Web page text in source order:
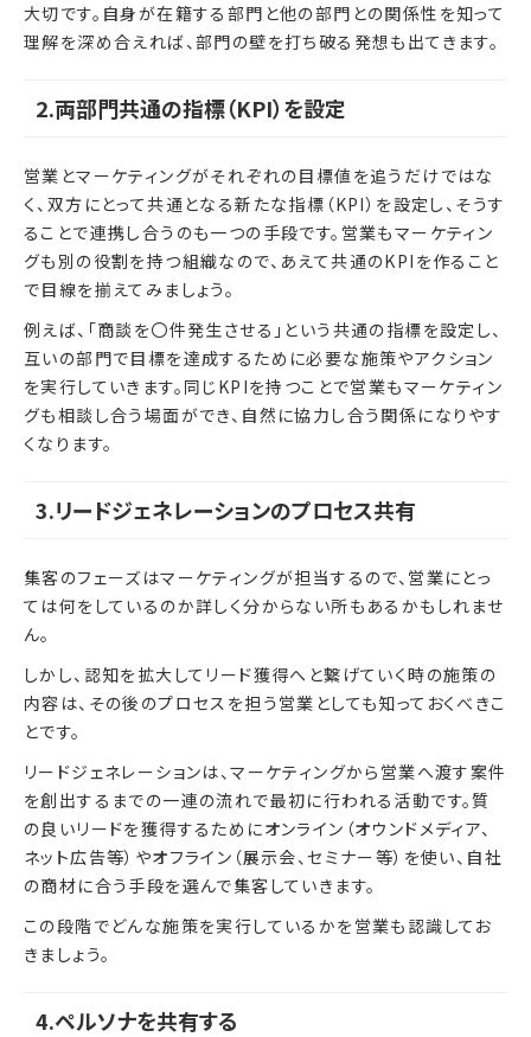
大切です。自身が在籍する部門と他の部門との関係性を知って
理解を深め合えれば、部門の壁を打ち破る発想も出てきます。
2.両部門共通の指標（KPI）を設定
営業とマーケティングがそれぞれの目標値を追うだけではな
く、双方にとって共通となる新たな指標（KPI）を設定し、そうす
ることで連携し合うのも一つの手段です。営業もマーケティン
グも別の役割を持つ組織なので、あえて共通のKPIを作ること
で目線を揃えてみましょう。
例えば、「商談を〇件発生させる」という共通の指標を設定し、
互いの部門で目標を達成するために必要な施策やアクション
を実行していきます。同じKPIを持つことで営業もマーケティン
グも相談し合う場面ができ、自然に協力し合う関係になりやす
くなります。
3.リードジェネレーションのプロセス共有
集客のフェーズはマーケティングが担当するので、営業にとっ
ては何をしているのか詳しく分からない所もあるかもしれませ
ん。
しかし、認知を拡大してリード獲得へと繋げていく時の施策の
内容は、その後のプロセスを担う営業としても知っておくべきこ
とです。
リードジェネレーションは、マーケティングから営業へ渡す案件
を創出するまでの一連の流れで最初に行われる活動です。質
の良いリードを獲得するためにオンライン（オウンドメディア、
ネット広告等）やオフライン（展示会、セミナー等）を使い、自社
の商材に合う手段を選んで集客していきます。
この段階でどんな施策を実行しているかを営業も認識してお
きましょう。
4.ペルソナを共有する